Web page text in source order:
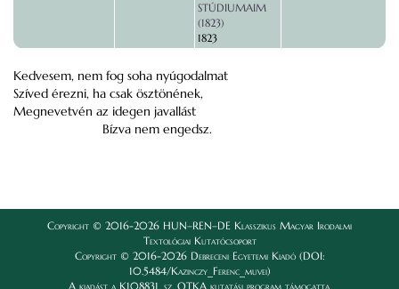
STÚDIUMAIM
(1823)
1823
Kedvesem, nem fog soha nyúgodalmat
Szíved érezni, ha csak ösztönének,
Megnevetvén az idegen javallást
Bízva nem engedsz.
Copyright © 2016-2026 HUN–REN–DE Klasszikus Magyar Irodalmi
Textológiai Kutatócsoport
Copyright © 2016-2026 Debreceni Egyetemi Kiadó (DOI:
10.5484/Kazinczy_Ferenc_muvei)
A kiadást a K108831. sz. OTKA kutatási program támogatta.